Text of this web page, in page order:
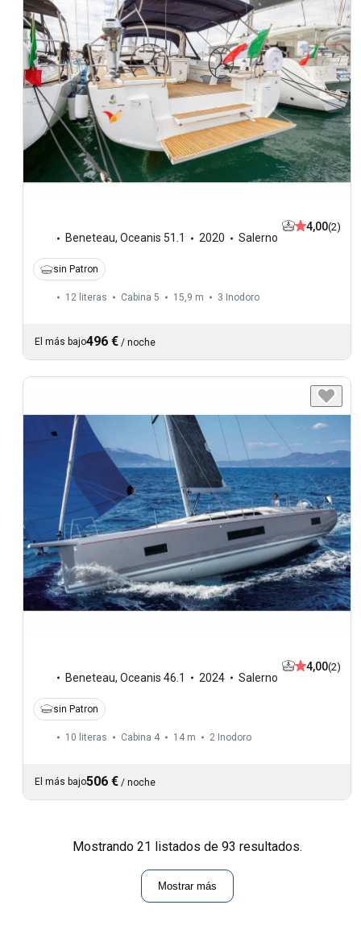
Beneteau, Oceanis 51.1 2020 Salerno
4,00(2)
sin Patron
12 literas Cabina 5 15,9 m 3 Inodoro
El más bajo496 € / noche
Beneteau, Oceanis 46.1 2024 Salerno
4,00(2)
sin Patron
10 literas Cabina 4 14 m 2 Inodoro
El más bajo506 € / noche
Mostrando 21 listados de 93 resultados.
Mostrar más